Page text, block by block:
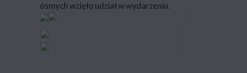
ósmych wzięło udział w wydarzeniu.